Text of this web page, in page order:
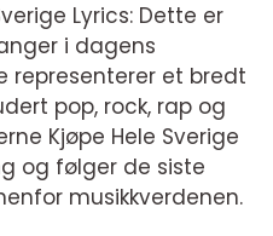
Lyrics: Dette er
i dagens
representerer et bredt
pop, rock, rap og
Kjøpe Hele Sverige
og følger de siste
musikkverdenen.